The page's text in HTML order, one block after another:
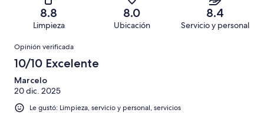
opiniones
opiniones
de
663
opiniones
Basada
45
de
opiniones
Terrible.
Basada
de
663
opiniones
8.8
Limpieza
8.0
Ubicación
8.4
Servicio y personal
Opiniones
Opinión verificada
10/10 Excelente
Marcelo
20 dic. 2025
Le gustó: Limpieza, servicio y personal, servicios